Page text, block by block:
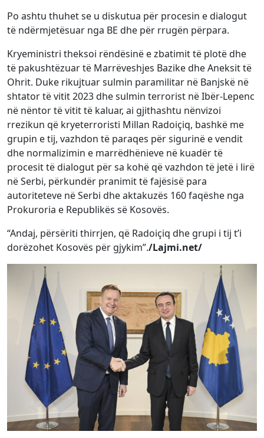
Po ashtu thuhet se u diskutua për procesin e dialogut
të ndërmjetësuar nga BE dhe për rrugën përpara.
Kryeministri theksoi rëndësinë e zbatimit të plotë dhe
të pakushtëzuar të Marrëveshjes Bazike dhe Aneksit të
Ohrit. Duke rikujtuar sulmin paramilitar në Banjskë në
shtator të vitit 2023 dhe sulmin terrorist në Ibër-Lepenc
në nëntor të vitit të kaluar, ai gjithashtu nënvizoi
rrezikun që kryeterroristi Millan Radoiçiq, bashkë me
grupin e tij, vazhdon të paraqes për sigurinë e vendit
dhe normalizimin e marrëdhënieve në kuadër të
procesit të dialogut për sa kohë që vazhdon të jetë i lirë
në Serbi, përkundër pranimit të fajësisë para
autoriteteve në Serbi dhe aktakuzës 160 faqëshe nga
Prokuroria e Republikës së Kosovës.
“Andaj, përsëriti thirrjen, që Radoiçiq dhe grupi i tij t’i
dorëzohet Kosovës për gjykim”./Lajmi.net/